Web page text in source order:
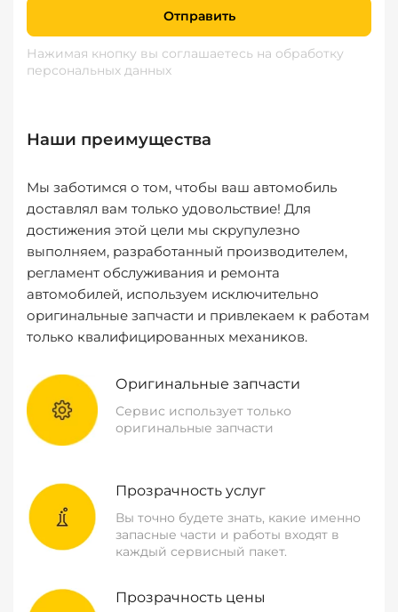
Отправить
Нажимая кнопку вы соглашаетесь на обработку
персональных данных
Наши преимущества
Мы заботимся о том, чтобы ваш автомобиль
доставлял вам только удовольствие! Для
достижения этой цели мы скрупулезно
выполняем, разработанный производителем,
регламент обслуживания и ремонта
автомобилей, используем исключительно
оригинальные запчасти и привлекаем к работам
только квалифицированных механиков.
Оригинальные запчасти
Сервис использует только
оригинальные запчасти
Прозрачность услуг
Вы точно будете знать, какие именно
запасные части и работы входят в
каждый сервисный пакет.
Прозрачность цены